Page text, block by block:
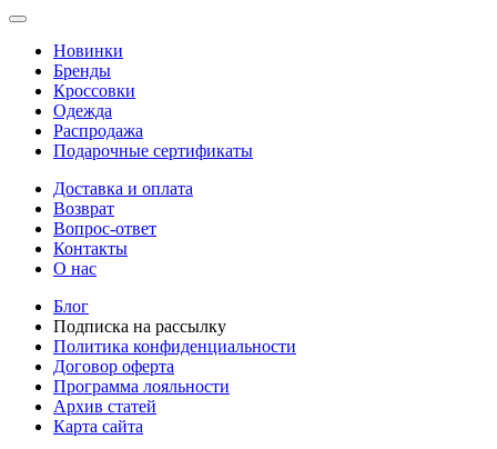
Новинки
Бренды
Кроссовки
Одежда
Распродажа
Подарочные сертификаты
Доставка и оплата
Возврат
Вопрос-ответ
Контакты
О нас
Блог
Подписка на рассылку
Политика конфиденциальности
Договор оферта
Программа лояльности
Архив статей
Карта сайта